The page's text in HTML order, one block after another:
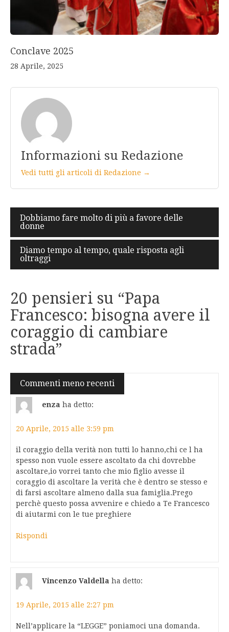
Conclave 2025
28 Aprile, 2025
Informazioni su Redazione
Vedi tutti gli articoli di Redazione →
Navigazione
articoli
Dobbiamo fare molto di più a favore delle
donne
Diamo tempo al tempo, quale risposta agli
oltraggi
20 pensieri su “Papa
Francesco: bisogna avere il
coraggio di cambiare
strada”
Navigazione
commenti
Commenti meno recenti
enza ha detto:
20 Aprile, 2015 alle 3:59 pm
il coraggio della verità non tutti lo hanno,chi ce l ha
spesso non vuole essere ascoltato da chi dovrebbe
ascoltare,io vorrei tanto che mio figlio avesse il
coraggio di ascoltare la verità che è dentro se stesso e
di farsi ascoltare almeno dalla sua famiglia.Prego
perchè questo possa avvenire e chiedo a Te Francesco
di aiutarmi con le tue preghiere
Rispondi
Vincenzo Valdella ha detto:
19 Aprile, 2015 alle 2:27 pm
Nell’applicare la “LEGGE” poniamoci una domanda.